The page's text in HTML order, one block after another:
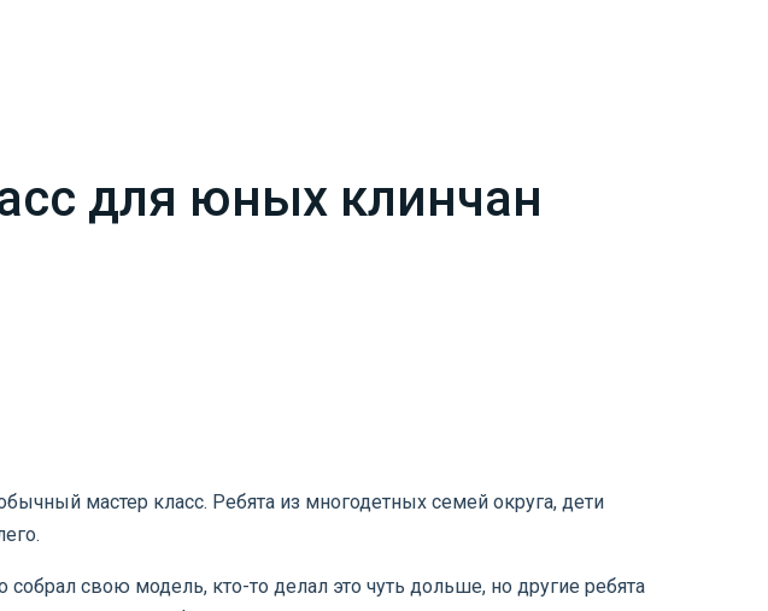
для юных клинчан
мастер класс. Ребята из многодетных семей округа, дети
свою модель, кто-то делал это чуть дольше, но другие ребята